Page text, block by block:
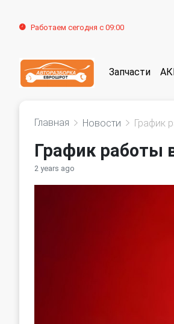
Работаем сегодня с 09:00
Запчасти
Главная Новости График
График работы
2 years ago